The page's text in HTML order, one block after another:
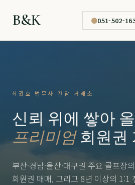
B&K ●051-502-
최권호 법무사 전담 거래소
신뢰 위에 쌓아
프리미엄회원권
부산·경남·울산·대구권 주요 골프장
회원권 매매, 그리고 8년 이상의 1:1